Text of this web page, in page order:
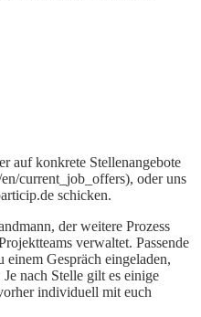
auf konkrete Stellenangebote
current_job_offers), oder uns
schicken.
der weitere Prozess
verwaltet. Passende
Gespräch eingeladen,
nach Stelle gilt es einige
individuell mit euch